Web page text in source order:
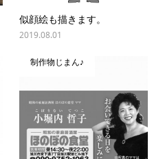
似顔絵も描きます。
2019.08.01
制作物じまん♪